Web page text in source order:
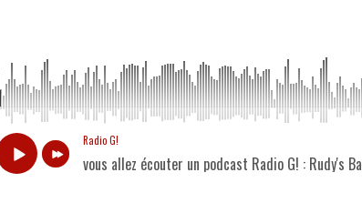
Radio G!
vous allez écouter un podcast Radio G! : Rudy's